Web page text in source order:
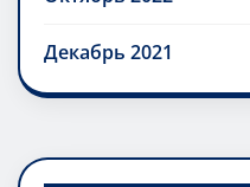
Декабрь 2021